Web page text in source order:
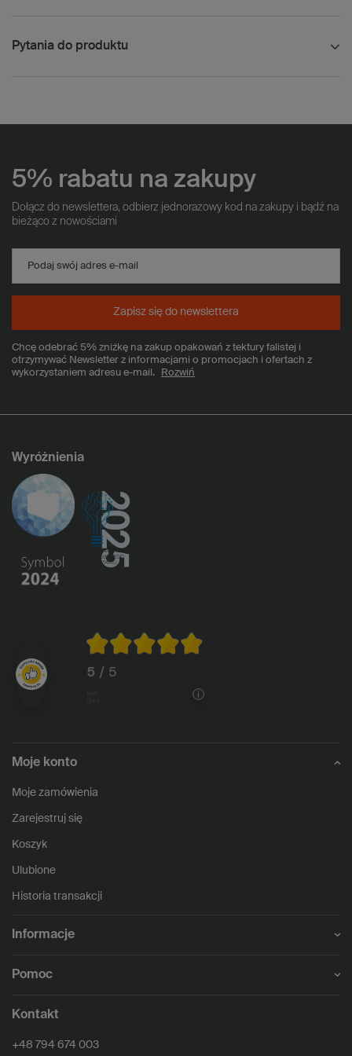
Pytania do produktu
5% rabatu na zakupy
Dołącz do newslettera, odbierz jednorazowy kod na zakupy i bądź na
bieżąco z nowościami
Podaj swój adres e-mail
Chcę odebrać 5% zniżkę na zakup opakowań z tektury falistej i
otrzymywać Newsletter z informacjami o promocjach i ofertach z
wykorzystaniem adresu e-mail.
Rozwiń
Zapisz się do newslettera
Wyróżnienia
5 / 5
Moje konto
Moje zamówienia
Zarejestruj się
Koszyk
Ulubione
Historia transakcji
Informacje
Pomoc
Kontakt
+48 794 674 003